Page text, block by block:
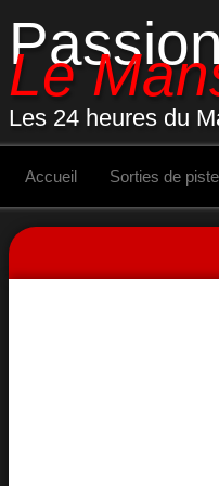
Passion
Le
Les 24 heures du
Accueil Sorties de piste